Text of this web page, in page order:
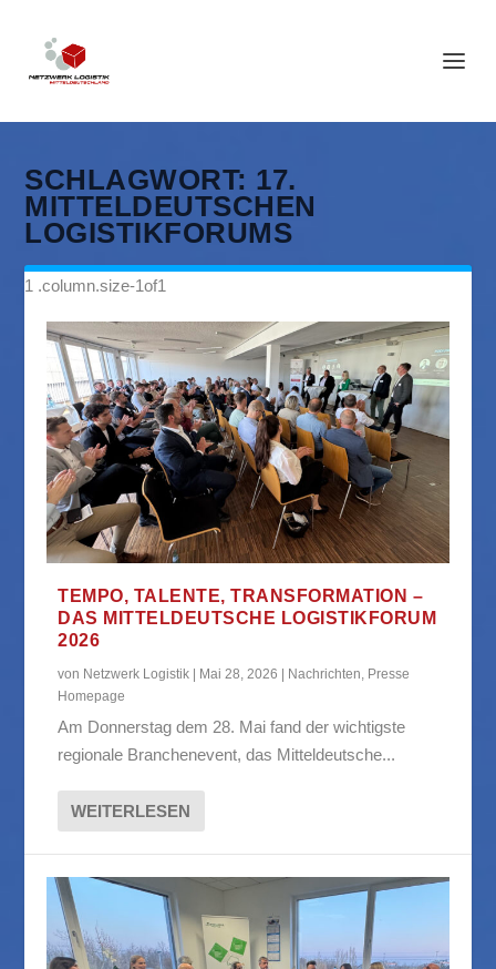
SCHLAGWORT: 17.
MITTELDEUTSCHEN
LOGISTIKFORUMS
TEMPO, TALENTE, TRANSFORMATION –
DAS MITTELDEUTSCHE LOGISTIKFORUM
2026
von Netzwerk Logistik | Mai 28, 2026 | Nachrichten Presse
Homepage
Am Donnerstag dem 28. Mai fand der wichtigste
regionale Branchenevent, das Mitteldeutsche...
WEITERLESEN